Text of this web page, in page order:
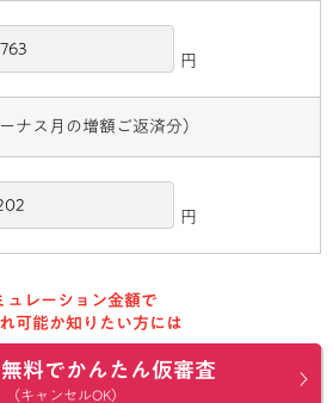
円
ナス月の増額ご返済分）
円
ュレーション金額で
可能か知りたい方には
料でかんたん仮審査
（キャンセルOK）